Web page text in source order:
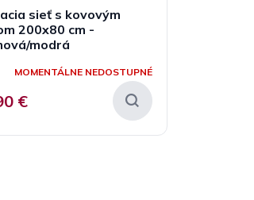
sieť s kovovým
200x80 cm -
modrá
MOMENTÁLNE NEDOSTUPNÉ
€